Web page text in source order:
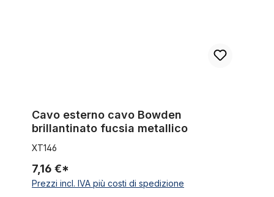
Cavo esterno cavo Bowden
brillantinato fucsia metallico
XT146
7,16 €*
Prezzi incl. IVA più costi di spedizione